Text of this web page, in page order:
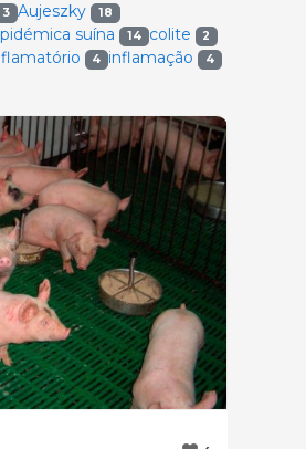
3 Aujeszky 18
suína 14 colite 2
4 inflamação 4